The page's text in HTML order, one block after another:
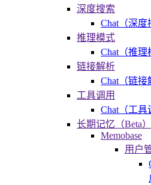
深度搜索
Chat（深度
推理模式
Chat（推理
链接解析
Chat（链接
工具调用
Chat（工具
长期记忆（Beta）
Memobase
用户